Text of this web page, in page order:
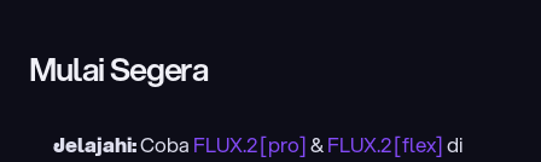
Mulai Segera
Jelajahi: Coba FLUX.2 [pro] & FLUX.2 [flex] di